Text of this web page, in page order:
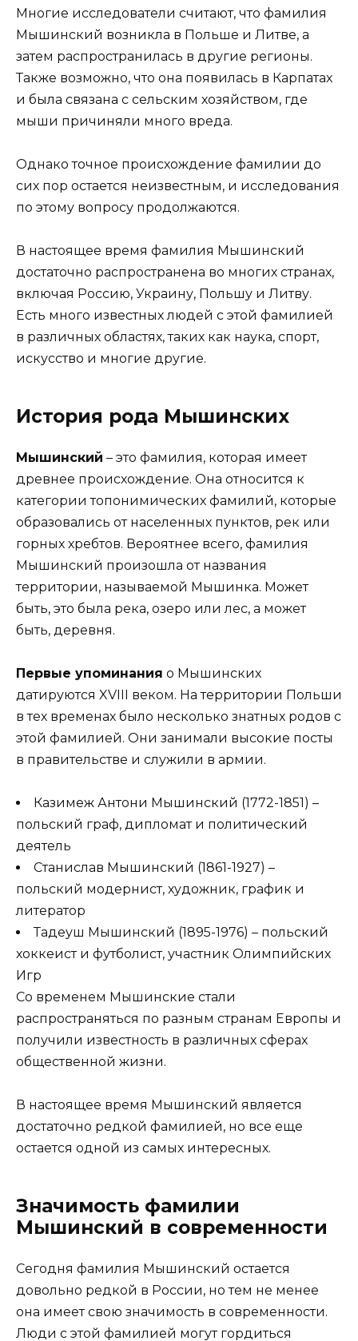
Многие исследователи считают, что фамилия
Мышинский возникла в Польше и Литве, а
затем распространилась в другие регионы.
Также возможно, что она появилась в Карпатах
и была связана с сельским хозяйством, где
мыши причиняли много вреда.
Однако точное происхождение фамилии до
сих пор остается неизвестным, и исследования
по этому вопросу продолжаются.
В настоящее время фамилия Мышинский
достаточно распространена во многих странах,
включая Россию, Украину, Польшу и Литву.
Есть много известных людей с этой фамилией
в различных областях, таких как наука, спорт,
искусство и многие другие.
История рода Мышинских
Мышинский – это фамилия, которая имеет
древнее происхождение. Она относится к
категории топонимических фамилий, которые
образовались от населенных пунктов, рек или
горных хребтов. Вероятнее всего, фамилия
Мышинский произошла от названия
территории, называемой Мышинка. Может
быть, это была река, озеро или лес, а может
быть, деревня.
Первые упоминания о Мышинских
датируются XVIII веком. На территории Польши
в тех временах было несколько знатных родов с
этой фамилией. Они занимали высокие посты
в правительстве и служили в армии.
Казимеж Антони Мышинский (1772-1851) –
польский граф, дипломат и политический
деятель
Станислав Мышинский (1861-1927) –
польский модернист, художник, график и
литератор
Тадеуш Мышинский (1895-1976) – польский
хоккеист и футболист, участник Олимпийских
Игр
Со временем Мышинские стали
распространяться по разным странам Европы и
получили известность в различных сферах
общественной жизни.
В настоящее время Мышинский является
достаточно редкой фамилией, но все еще
остается одной из самых интересных.
Значимость фамилии
Мышинский в современности
Сегодня фамилия Мышинский остается
довольно редкой в России, но тем не менее
она имеет свою значимость в современности.
Люди с этой фамилией могут гордиться